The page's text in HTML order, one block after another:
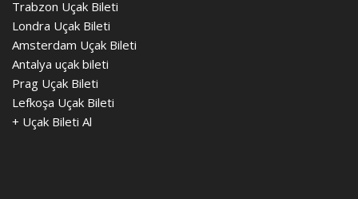
Trabzon Uçak Bileti
Londra Uçak Bileti
Amsterdam Uçak Bileti
Antalya uçak bileti
Prag Uçak Bileti
Lefkoşa Uçak Bileti
+ Uçak Bileti Al